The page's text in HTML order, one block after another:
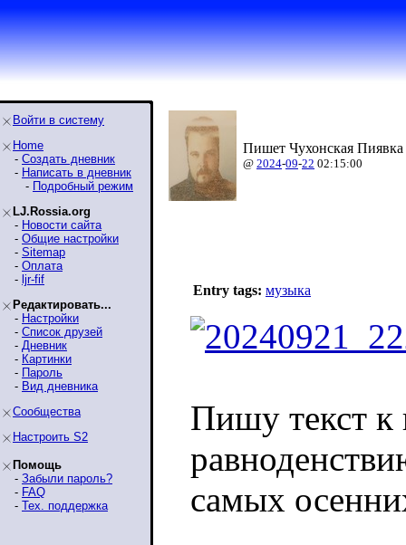
Войти в систему
Home
- Создать дневник
- Написать в дневник
- Подробный режим
LJ.Rossia.org
- Новости сайта
- Общие настройки
- Sitemap
- Оплата
- ljr-fif
Редактировать...
- Настройки
- Список друзей
- Дневник
- Картинки
- Пароль
- Вид дневника
Сообщества
Настроить S2
Помощь
- Забыли пароль?
- FAQ
- Тех. поддержка
Пишет Чухонская Пиявка
@ 2024-09-22 02:15:00
Entry tags: музыка
Пишу текст
самых